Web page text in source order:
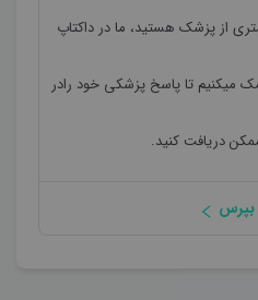
از پزشک هستید، ما در داکتاپ
میکنیم تا پاسخ پزشکی خود رادر
دریافت کنید.
بپرس